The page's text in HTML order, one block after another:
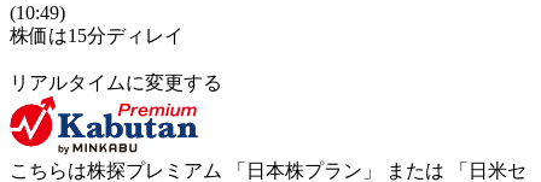
(10:49)
株価は15分ディレイ
リアルタイムに変更する
こちらは株探プレミアム 「 日本株プラン 」 または 「 日米セ